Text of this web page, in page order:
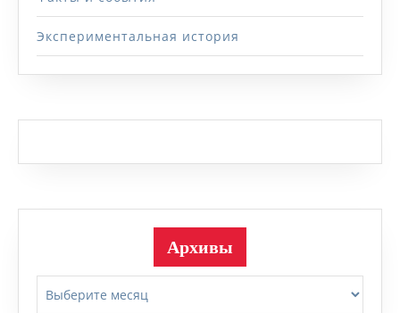
Экспериментальная история
Архивы